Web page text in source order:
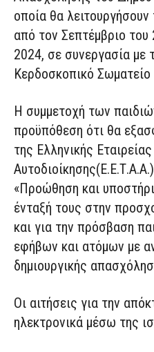
οποία θα
από τον Σεπτέμβριο
2024, σε συνεργασία με
Κερδοσκοπικό
Η συμμετοχή των
προϋπόθεση ότι θα
της Ελληνικής
«Προώθηση και
ένταξή τους στην
και για την πρόσβαση
εφήβων και ατόμων με
δημιουργικής
Οι αιτήσεις για την
ηλεκτρονικά μέσω της